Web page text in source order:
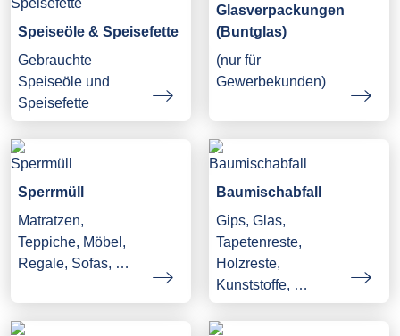
Speiseöle & Speisefette
Gebrauchte
Speiseöle und
Speisefette
Glasverpackungen
(Buntglas)
(nur für
Gewerbekunden)
Sperrmüll
Matratzen,
Teppiche, Möbel,
Regale, Sofas, …
Baumischabfall
Gips, Glas,
Tapetenreste,
Holzreste,
Kunststoffe, …